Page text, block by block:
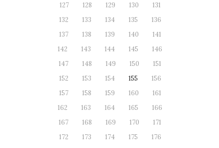
127
128 129 130
131
132
133 134 135
136
137
138 139 140
141
142
143 144 145
146
147
148 149 150
151
152
153 154 155
156
157
158 159 160
161
162
163 164 165
166
167
168 169 170
171
172
173 174 175
176